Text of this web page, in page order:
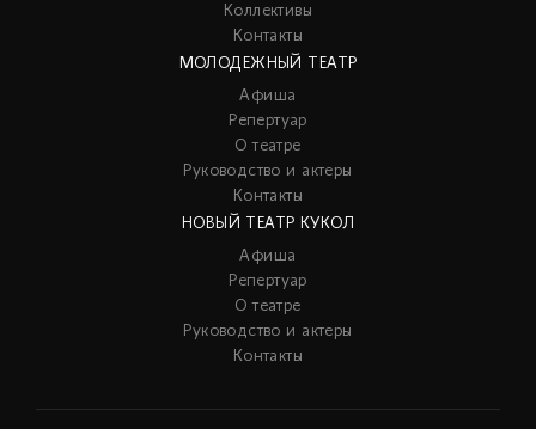
Коллективы
Контакты
МОЛОДЕЖНЫЙ ТЕАТР
Афиша
Репертуар
О театре
Руководство и актеры
Контакты
НОВЫЙ ТЕАТР КУКОЛ
Афиша
Репертуар
О театре
Руководство и актеры
Контакты